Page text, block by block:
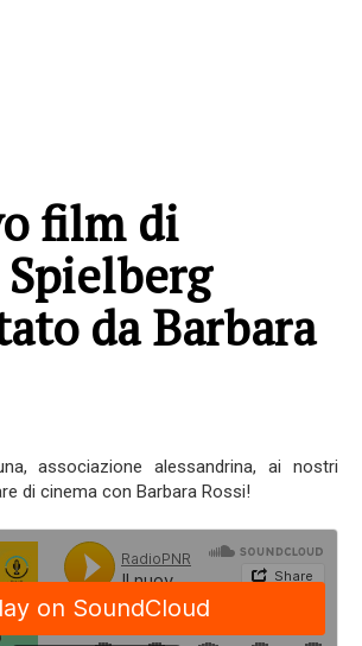
film di
da Barbara
associazione alessandrina, ai nostri
di cinema con Barbara Rossi!